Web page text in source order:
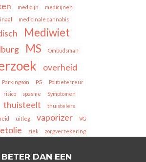
medicijn
medicijnen
medicinale cannabis
Mediwiet
MS Ombudsman
overheid
Parkingson PG
Politieterreur
risico spasme Symptomen
thuisteelt
thuistelers
uitleg vaporizer VG
ziek zorgverzekering
DAN EEN